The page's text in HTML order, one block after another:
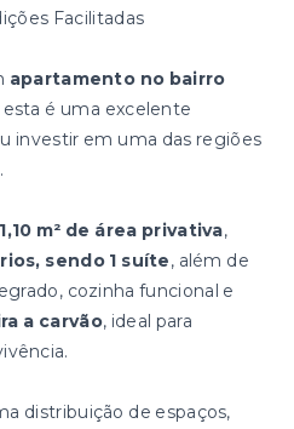
Facilitadas
apartamento no bairro
esta é uma excelente
investir em uma das regiões
m² de área privativa,
sendo 1 suíte, além de
cozinha funcional e
a carvão, ideal para
distribuição de espaços,